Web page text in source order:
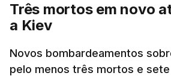
Três mortos em novo
a Kiev
Novos bombardeamentos
pelo menos três mortos e